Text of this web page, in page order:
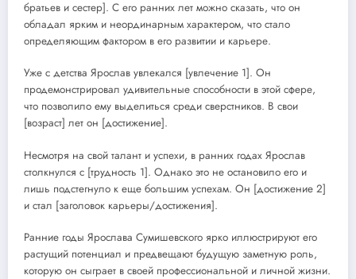
братьев и сестер]. С его ранних лет можно сказать, что он
обладал ярким и неординарным характером, что стало
определяющим фактором в его развитии и карьере.
Уже с детства Ярослав увлекался [увлечение 1]. Он
продемонстрировал удивительные способности в этой сфере,
что позволило ему выделиться среди сверстников. В свои
[возраст] лет он [достижение].
Несмотря на свой талант и успехи, в ранних годах Ярослав
столкнулся с [трудность 1]. Однако это не остановило его и
лишь подстегнуло к еще большим успехам. Он [достижение 2]
и стал [заголовок карьеры/достижения].
Ранние годы Ярослава Сумишевского ярко иллюстрируют его
растущий потенциал и предвещают будущую заметную роль,
которую он сыграет в своей профессиональной и личной жизни.